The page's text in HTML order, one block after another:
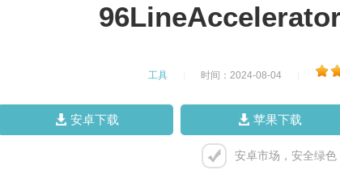
工具 时间：2024-08-04
安卓下载 苹果下载
安卓市场，安全绿色